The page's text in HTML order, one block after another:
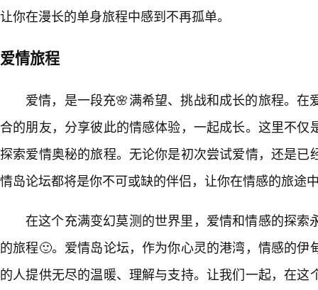
让你在漫长的单身旅程中感到不再孤单。
爱情旅程
爱情，是一段充🌸满希望、挑战和成长的旅程。在
合的朋友，分享彼此的情感体验，一起成长。这里不仅
探索爱情奥秘的旅程。无论你是初次尝试爱情，还是已
情岛论坛都将是你不可或缺的伴侣，让你在情感的旅途
在这个充满变幻莫测的世界里，爱情和情感的探索
的旅程🙂。爱情岛论坛，作为你心灵的港湾，情感的伊
的人提供无尽的温暖、理解与支持。让我们一起，在这